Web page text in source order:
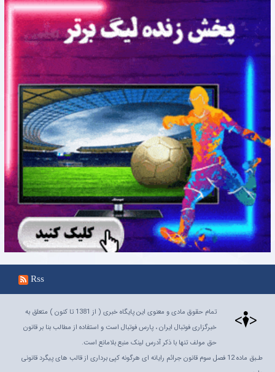
Rss
تمام حقوق مادی و معنوی این پایگاه خبری ( از 1381 تا کنون ) متعلق به
خبرگزاری فوتبال ایران ، پارس فوتبال است و استفاده از مطالب بنا بر قانون
حق مولف تنها با ذکر آدرس لینک منبع بلامانع است.
طـبق ماده 12 فصل سوم قانون جرائم رایانه ای هرگونه کپی برداری از قالب های پیگرد قانونی